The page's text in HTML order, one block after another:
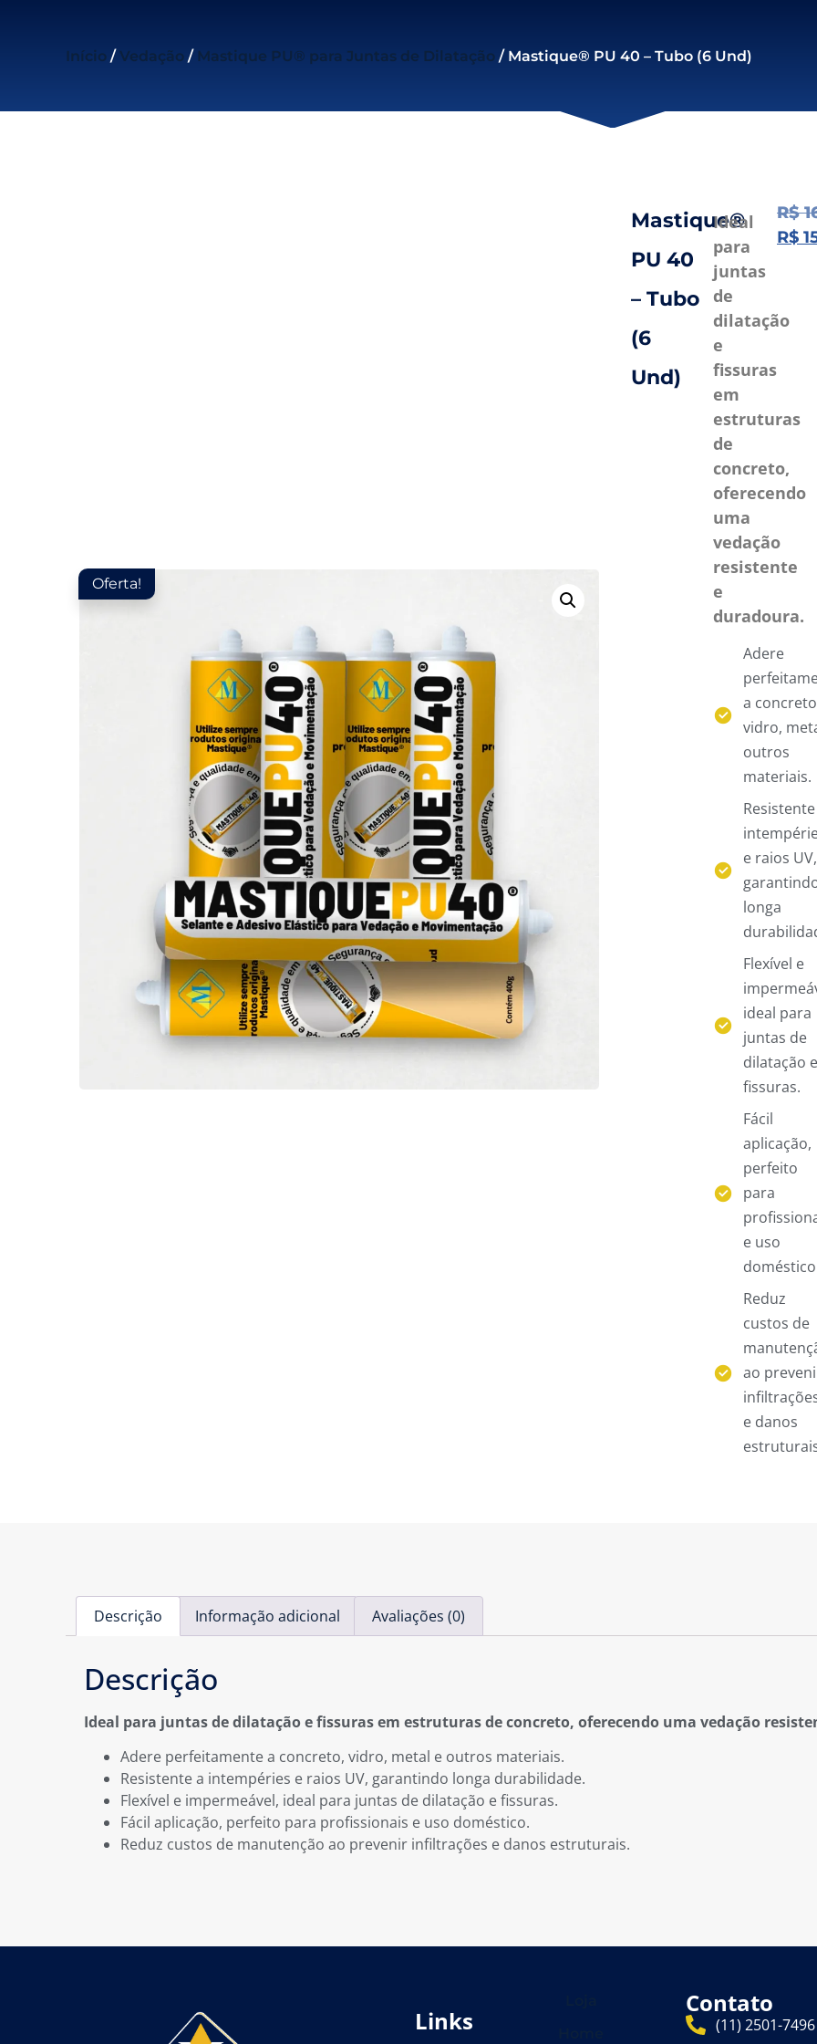
Início /Vedação / Mastique PU® para Juntas de Dilatação / Mastique® PU 40 – Tubo (6 Und)
Oferta!
Mastique®
PU 40
– Tubo
(6
Und)
Ideal
para
juntas
de
dilatação
e
fissuras
em
estruturas
de
concreto,
oferecendo
uma
vedação
resistente
e
duradoura.
Adere
a
vidro,
outros
materiais.
e raios UV,
longa
Flexível e
ideal para
juntas de
dilatação e
fissuras.
Fácil
aplicação,
perfeito
para
e uso
Reduz
custos de
ao
e danos
R$
R$
Descrição Informação adicional Avaliações (0)
Descrição
Ideal para juntas de dilatação e fissuras em estruturas de concreto, oferecendo uma vedação
Adere perfeitamente a concreto, vidro, metal e outros materiais.
Resistente a intempéries e raios UV, garantindo longa durabilidade.
Flexível e impermeável, ideal para juntas de dilatação e fissuras.
Fácil aplicação, perfeito para profissionais e uso doméstico.
Reduz custos de manutenção ao prevenir infiltrações e danos estruturais.
Links
Contato
(11) 2501-7496